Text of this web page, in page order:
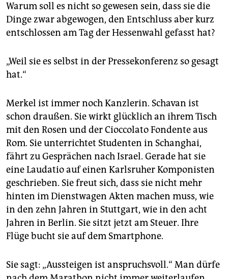
Warum soll es nicht so gewesen sein, dass sie die
Dinge zwar abgewogen, den Entschluss aber kurz
entschlossen am Tag der Hessenwahl gefasst hat?
„Weil sie es selbst in der Pressekonferenz so gesagt
hat.“
Merkel ist immer noch Kanzlerin. Schavan ist
schon draußen. Sie wirkt glücklich an ihrem Tisch
mit den Rosen und der Cioccolato Fondente aus
Rom. Sie unterrichtet Studenten in Schanghai,
fährt zu Gesprächen nach Israel. Gerade hat sie
eine Laudatio auf einen Karlsruher Komponisten
geschrieben. Sie freut sich, dass sie nicht mehr
hinten im Dienstwagen Akten machen muss, wie
in den zehn Jahren in Stuttgart, wie in den acht
Jahren in Berlin. Sie sitzt jetzt am Steuer. Ihre
Flüge bucht sie auf dem Smartphone.
Sie sagt: „Aussteigen ist anspruchsvoll.“ Man dürfe